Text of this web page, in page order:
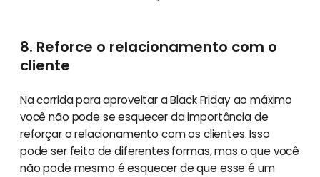
8. Reforce o relacionamento com o
cliente
Na corrida para aproveitar a Black Friday ao máximo
você não pode se esquecer da importância de
reforçar orelacionamento com os clientes. Isso
pode ser feito de diferentes formas, mas o que você
não pode mesmo é esquecer de que esse é um